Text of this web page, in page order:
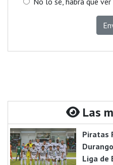
Las
Piratas
Liga de